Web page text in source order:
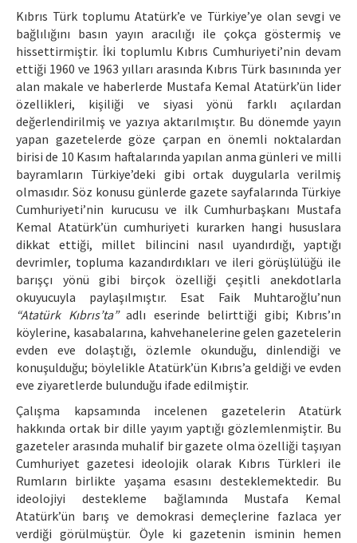
Kıbrıs Türk toplumu Atatürk’e ve Türkiye’ye olan sevgi ve
bağlılığını basın yayın aracılığı ile çokça göstermiş ve
hissettirmiştir. İki toplumlu Kıbrıs Cumhuriyeti’nin devam
ettiği 1960 ve 1963 yılları arasında Kıbrıs Türk basınında yer
alan makale ve haberlerde Mustafa Kemal Atatürk’ün lider
özellikleri, kişiliği ve siyasi yönü farklı açılardan
değerlendirilmiş ve yazıya aktarılmıştır. Bu dönemde yayın
yapan gazetelerde göze çarpan en önemli noktalardan
birisi de 10 Kasım haftalarında yapılan anma günleri ve milli
bayramların Türkiye’deki gibi ortak duygularla verilmiş
olmasıdır. Söz konusu günlerde gazete sayfalarında Türkiye
Cumhuriyeti’nin kurucusu ve ilk Cumhurbaşkanı Mustafa
Kemal Atatürk’ün cumhuriyeti kurarken hangi hususlara
dikkat ettiği, millet bilincini nasıl uyandırdığı, yaptığı
devrimler, topluma kazandırdıkları ve ileri görüşlülüğü ile
barışçı yönü gibi birçok özelliği çeşitli anekdotlarla
okuyucuyla paylaşılmıştır. Esat Faik Muhtaroğlu’nun
“Atatürk Kıbrıs’ta”adlı eserinde belirttiği gibi; Kıbrıs’ın
köylerine, kasabalarına, kahvehanelerine gelen gazetelerin
evden eve dolaştığı, özlemle okunduğu, dinlendiği ve
konuşulduğu; böylelikle Atatürk’ün Kıbrıs’a geldiği ve evden
eve ziyaretlerde bulunduğu ifade edilmiştir.
Çalışma kapsamında incelenen gazetelerin Atatürk
hakkında ortak bir dille yayım yaptığı gözlemlenmiştir. Bu
gazeteler arasında muhalif bir gazete olma özelliği taşıyan
Cumhuriyet gazetesi ideolojik olarak Kıbrıs Türkleri ile
Rumların birlikte yaşama esasını desteklemektedir. Bu
ideolojiyi destekleme bağlamında Mustafa Kemal
Atatürk’ün barış ve demokrasi demeçlerine fazlaca yer
verdiği görülmüştür. Öyle ki gazetenin isminin hemen